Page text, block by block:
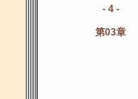
- 4 -
第03章